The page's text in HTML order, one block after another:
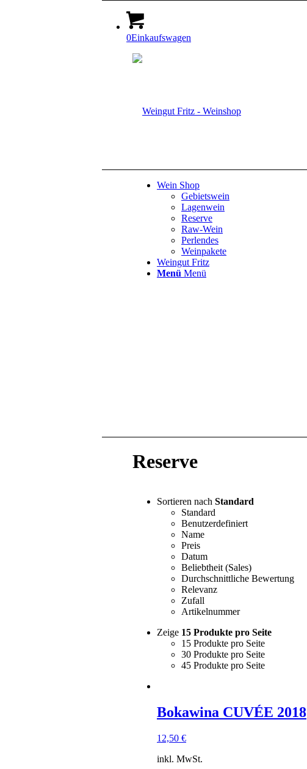
0Einkaufswagen
Wein Shop
Gebietswein
Lagenwein
Reserve
Raw-Wein
Perlendes
Weinpakete
Weingut Fritz
Menü Menü
Reserve
Sortieren nach Standard
Standard
Benutzerdefiniert
Name
Preis
Datum
Beliebtheit (Sales)
Durchschnittliche Bewertung
Relevanz
Zufall
Artikelnummer
Zeige 15 Produkte pro Seite
15 Produkte pro Seite
30 Produkte pro Seite
45 Produkte pro Seite
Bokawina CUVÉE 2018
12,50 €
inkl. MwSt.